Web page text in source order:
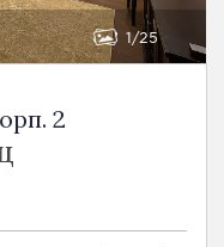
1 25
2